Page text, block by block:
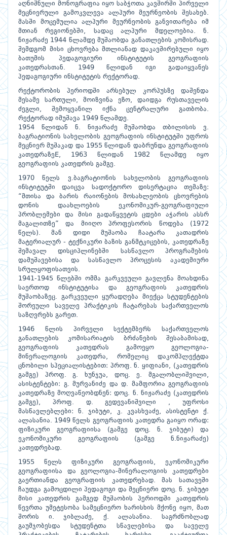
აღნიშნული მონოგრაფია იყო საბჭოთა კავშირში პირველი
მეცნიერული გამოკვლევა ალპური მეურნეობის შესახებ.
მასში მოცემულია ალპური მეურნეობის განვითარება იმ
მთიან რეგიონებში, სადაც ალპური მდელოებია. ნ.
ნიჟარაძე 1944 წლამდე მუშაობდა განათლების კომისრად.
შემდგომ მისი ცხოვრება მთლიანად დაკავშირებული იყო
ბათუმის პედაგოგიური ინსტიტუტის გეოგრაფიის
კათედრასთან. 1949 წლიდან იგი გადაიყვანეს
პედაგოგიური ინსტიტუტის რექტორად.
რექტორობის პერიოდში არსებულ კორპუსზე დაშენდა
მესამე სართული, მოიზვინა ეზო, დაიდგა რუსთაველის
ძეგლი, შემოყვანილ იქნა ცენტრალური გათბობა.
რექტორად იმუშავა 1949 წლამდე.
1954 წლიდან ნ. ნიჟარაძე მუშაობდა თბილისის ვ.
ბაგრატიონის სახელობის გეოგრაფიის ინსტიტუტში უფროს
მეცნიერ მუშაკად და 1955 წლიდან დაბრუნდა გეოგრაფიის
კათედრაზეE, 1963 წლიდან 1982 წლამდე იყო
გეოგრაფიის კათედრის გამგე.
1970 წელს ვ.ბაგრატიონის სახელობის გეოგრაფიის
ინსტიტუტში დაიცვა სადოქტორო დისერტაცია თემაზე:
“მთისა და ბარის რაიონების მოსახლეობის ცხოვრების
დონის დაახლოების ეკონომიკურ-გეოგრაფიული
პრობლემები და მისი გადაწყვეტის ცდები აჭარის ასსრ
მაგალითზე” და მიიღო პროფესორის წოდება (1972
წელს). მან დიდი მუშაობა ჩაატარა კათადრის
მატერიალურ - ტექნიკური ბაზის განმტკიცების, კათედრაზე
შემავალ დისციპლინებში სასწავლო პროგრამების
დამუშავებისა და სასწავლო პროცესის აკადემიური
სრულყოფისათვის.
1941-1945 წლებში ომმა გარკვეული გავლენა მოახდინა
საერთოდ ინსტიტუტისა და გეოგრაფიის კათედრის
მუშაობაზეც. გარკვეული ყურადღება მიექცა სტუდენტების
შორეული საველე პრაქტიკის ჩატარებას საქართველოს
საზღვრებს გარეთ.
1946 წლის პირველი სექტემბერს საქართველოს
განათლების კომისარიატის ბრძანების შესაბამისად,
გეოგრაფიის კათედრას გამოეყო გეოლოგია-
მინერალოგიის კათედრა, რომელიც დაკომპლექტდა
ცნობილი სპეციალისტებით: პროფ. ნ. ყიფიანი, (კათედრის
გამგე) პროფ. გ. ხუნჯუა, დოც. ე. მგალობლიშვილი,
ასისტენტები: გ. მურვანიძე და დ. მამფორია გეოგრაფიის
კათედრაზე მოღვაწეობდნენ: დოც. ნ. ნიჟარაძე (კათედრის
გამგე), პროფ. დ. გედევანიშვილი , უფროსი
მასწავლებლები: ნ. ჯიბუტი, კ. კვასხვაძე, ასისტენტი ქ.
ალასანია. 1949 წელს გეოგრაფიის კათედრა გაიყო ორად:
ფიზიკური გეოგრაფიისა (გამგე დოც. ნ. ჯიბუტი) და
ეკონომიკური გეოგრაფიის (გამგე ნ.ნიჟარაძე)
კათედრებად.
1955 წელს ფიზიკური გეოგრაფიის, ეკონომიკური
გეოგრაფიისა და გეოლოგია-მინერალოგიის კათედრები
გაერთიანდა გეოგრაფიის კათედრებად. მას სათავეში
ჩაუდგა გამოცდილი პედაგოგი და მეცნიერი დოც. ნ. ჯიბუტი
მისი კათედრის გამგედ მუშაობის პერიოდში კათედრის
წევრთა უმეტესობა სამეცნიერო ხარისხის მქონე იყო, მათ
შორის ი. ჯიბლაძე, ქ. ალასანია. საგრძნობლად
გაუმჯობესდა სტუდენტთა სწავლებისა და საველე